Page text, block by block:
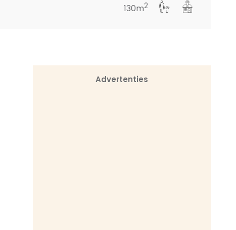
130m2
Advertenties